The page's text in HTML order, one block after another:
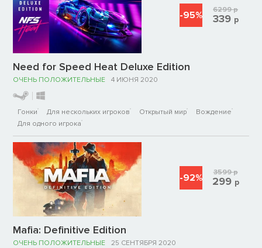
Need for Speed Heat Deluxe Edition
ОЧЕНЬ ПОЛОЖИТЕЛЬНЫЕ 4 ИЮНЯ 2020
Гонки Для нескольких игроков Открытый мир
Вождение
Для одного игрока
-95% 6299р
339 р
Mafia: Definitive Edition
ОЧЕНЬ ПОЛОЖИТЕЛЬНЫЕ 25 СЕНТЯБРЯ 2020
-92% 3599р
299 р